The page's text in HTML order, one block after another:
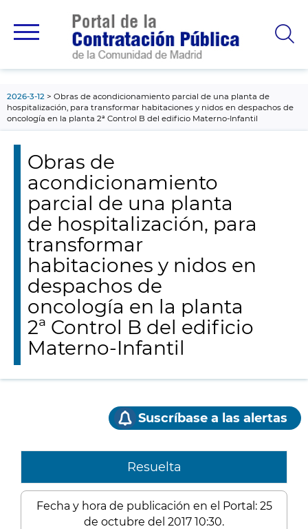
principal
2026-3-12
Obras de acondicionamiento parcial de una planta de
hospitalización, para transformar habitaciones y nidos en despachos de
oncología en la planta 2ª Control B del edificio Materno-Infantil
Obras de
acondicionamiento
parcial de una planta
de hospitalización, para
transformar
habitaciones y nidos en
despachos de
oncología en la planta
2ª Control B del edificio
Materno-Infantil
Suscríbase a las alertas
Resuelta
Fecha y hora de publicación en el Portal: 25
de octubre del 2017 10:30.